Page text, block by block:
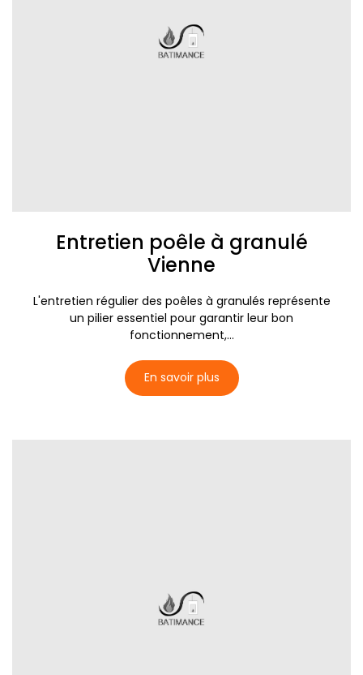
Entretien poêle à granulé
Vienne
L'entretien régulier des poêles à granulés représente
un pilier essentiel pour garantir leur bon
fonctionnement,...
En savoir plus